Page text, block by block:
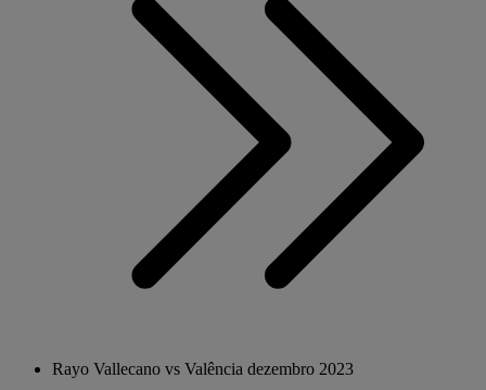
Rayo Vallecano vs Valência dezembro 2023